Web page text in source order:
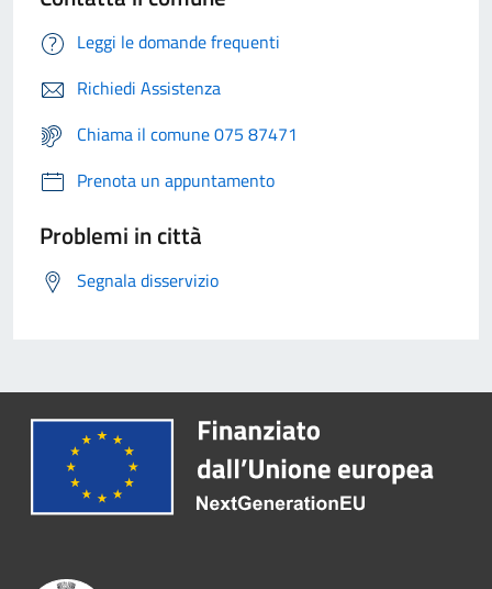
Leggi le domande frequenti
Richiedi Assistenza
Chiama il comune 075 87471
Prenota un appuntamento
Problemi in città
Segnala disservizio